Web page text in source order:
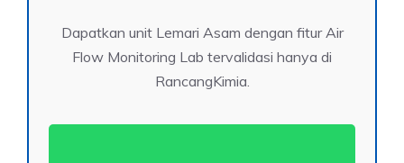
Dapatkan unit Lemari Asam dengan fitur Air
Flow Monitoring Lab tervalidasi hanya di
RancangKimia.